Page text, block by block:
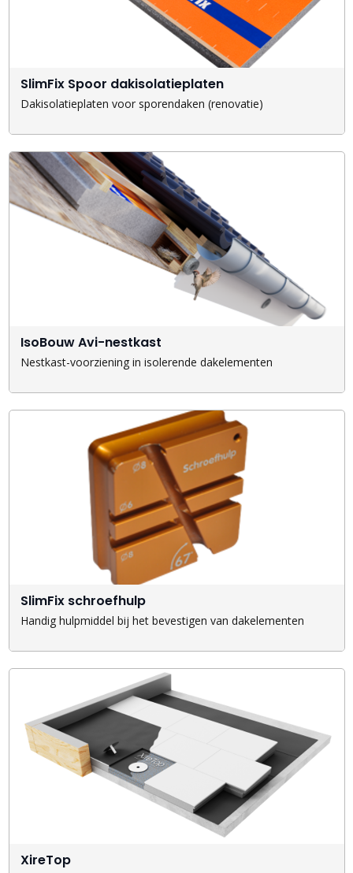
SlimFix Spoor dakisolatieplaten
Dakisolatieplaten voor sporendaken (renovatie)
IsoBouw Avi-nestkast
Nestkast-voorziening in isolerende dakelementen
SlimFix schroefhulp
Handig hulpmiddel bij het bevestigen van dakelementen
XireTop